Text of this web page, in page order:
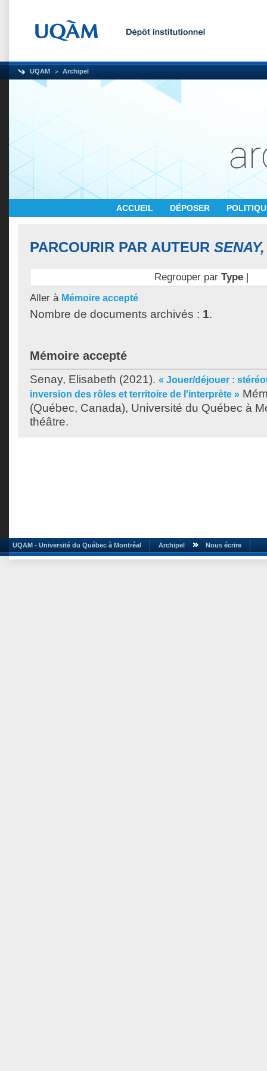
UQAM Archipel
ACCUEIL DÉPOSER
PARCOURIR PAR AUTEUR
Regrouper par Type|
Aller à Mémoire accepté
Nombre de documents archivés : 1.
Mémoire accepté
Senay, Elisabeth (2021). « Jouer/déjouer :
inversion des rôles et territoire de l'interprète »
(Québec, Canada), Université du Québec à
théâtre.
UQAM - Université du Québec à Montréal Archipel Nous écrire